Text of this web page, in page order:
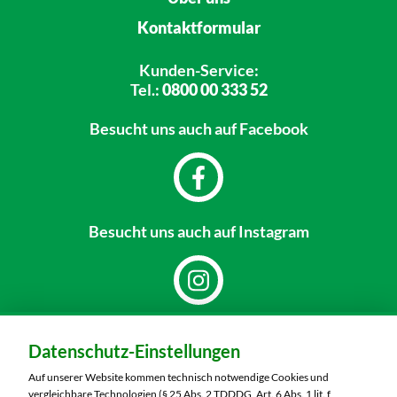
Kontaktformular
Kunden-Service:
Tel.:0800 00 333 52
Besucht unsauch auf Facebook
Besucht unsauch auf Instagram
MARKTKAUF Nürnberg-Mögeldorf
Laufamholzstraße 40/42
90482 Nürnberg
Datenschutz-Einstellungen
Auf unserer Website kommen technisch notwendige Cookies und
vergleichbare Technologien (§ 25 Abs. 2 TDDDG, Art. 6 Abs. 1 lit. f